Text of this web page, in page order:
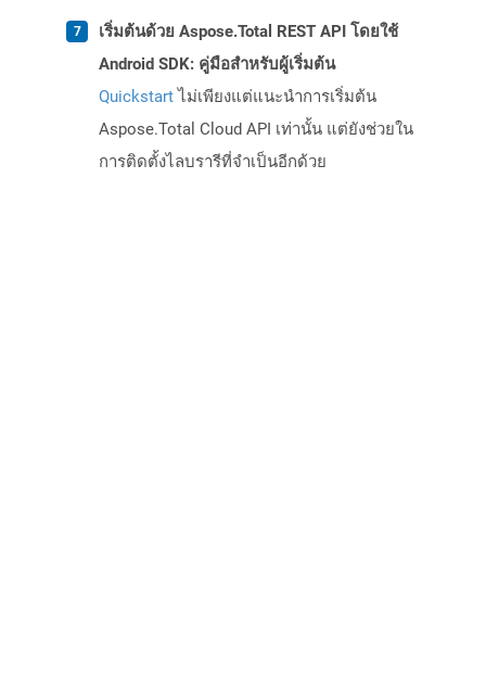
เริ่มต้นด้วย Aspose.Total REST API โดยใช้
Android SDK: คู่มือสำหรับผู้เริ่มต้น
Quickstartไม่เพียงแต่แนะนำการเริ่มต้น
Aspose.Total Cloud API เท่านั้น แต่ยังช่วยใน
การติดตั้งไลบรารีที่จำเป็นอีกด้วย